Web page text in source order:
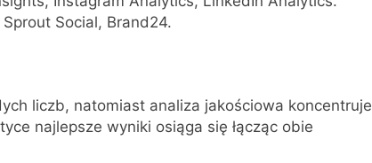
Social, Brand24.
liczb, natomiast analiza jakościowa koncentruje
najlepsze wyniki osiąga się łącząc obie